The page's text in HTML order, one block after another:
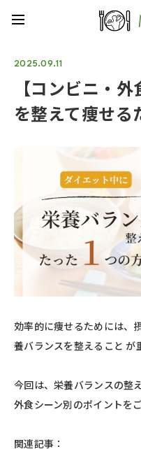
2025.09.11
【コンビニ・
を整えて痩せ
効率的に痩せるためには、
養バランスを整えること が
今回は、栄養バランスの整
外食シーン別のポイントを
関連記事：